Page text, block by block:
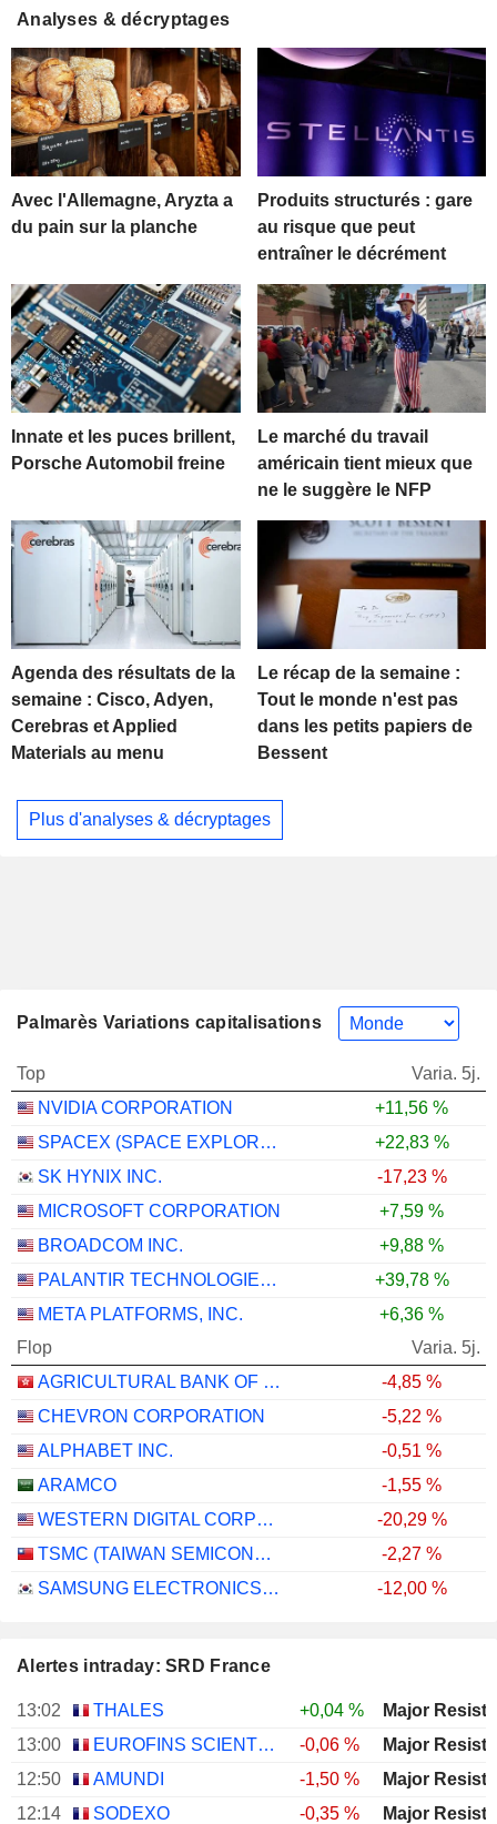
Analyses & décryptages
Avec l'Allemagne, Aryzta a
du pain sur la planche
Produits structurés : gare
au risque que peut
entraîner le décrément
Innate et les puces brillent,
Porsche Automobil freine
Le marché du travail
américain tient mieux que
ne le suggère le NFP
Agenda des résultats de la
semaine : Cisco, Adyen,
Cerebras et Applied
Materials au menu
Le récap de la semaine :
Tout le monde n'est pas
dans les petits papiers de
Bessent
Plus d'analyses & décryptages
Palmarès Variations capitalisations
Top
Varia. 5j.
NVIDIA CORPORATION
+11,56 %
SPACEX (SPACE EXPLORATION TECHNOLOGIES)
+22,83 %
SK HYNIX INC.
-17,23 %
MICROSOFT CORPORATION
+7,59 %
BROADCOM INC.
+9,88 %
PALANTIR TECHNOLOGIES INC.
+39,78 %
META PLATFORMS, INC.
+6,36 %
Flop
Varia. 5j.
AGRICULTURAL BANK OF CHINA LIMITED
-4,85 %
CHEVRON CORPORATION
-5,22 %
ALPHABET INC.
-0,51 %
ARAMCO
-1,55 %
WESTERN DIGITAL CORPORATION
-20,29 %
TSMC (TAIWAN SEMICONDUCTOR MANUFACTURING COMPANY)
-2,27 %
SAMSUNG ELECTRONICS CO., LTD.
-12,00 %
Alertes intraday: SRD France
13:02 THALES
+0,04 %
13:00
EUROFINS SCIENTIFIC SE
-0,06 %
12:50
AMUNDI
-1,50 %
12:14
SODEXO
-0,35 %